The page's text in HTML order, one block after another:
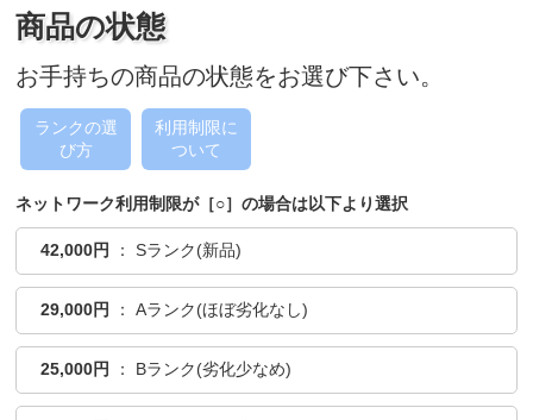
商品の状態
お手持ちの商品の状態をお選び下さい。
ランクの選
び方
利用制限に
ついて
ネットワーク利用制限が［○］の場合は以下より選択
42,000円 ： Sランク(新品)
29,000円 ： Aランク(ほぼ劣化なし)
25,000円 ： Bランク(劣化少なめ)